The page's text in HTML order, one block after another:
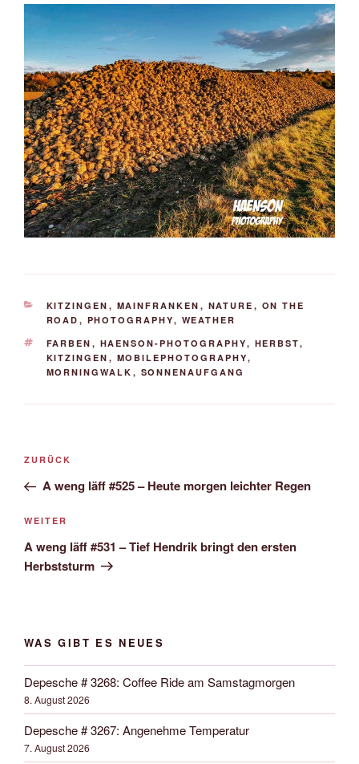
KATEGORIEN
KITZINGEN , MAINFRANKEN , NATURE , ON THE
ROAD , PHOTOGRAPHY, WEATHER
SCHLAGWÖRTER
FARBEN , HAENSON-PHOTOGRAPHY, HERBST,
KITZINGEN , MOBILEPHOTOGRAPHY,
MORNINGWALK , SONNENAUFGANG
Beitrags-
Vorheriger
Beitrag
ZURÜCK
A weng läff #525 – Heute morgen leichter Regen
Nächster
Beitrag
WEITER
A weng läff #531 – Tief Hendrik bringt den ersten
Herbststurm
WAS GIBT ES NEUES
Depesche # 3268: Coffee Ride am Samstagmorgen
8. August 2026
Depesche # 3267: Angenehme Temperatur
7. August 2026